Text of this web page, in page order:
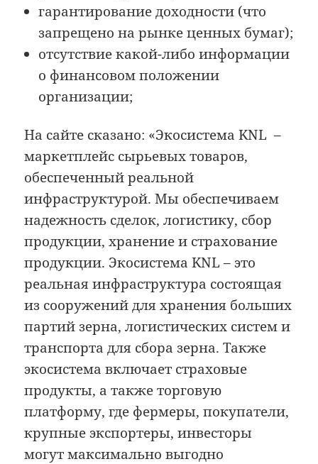
гарантирование доходности (что
запрещено на рынке ценных бумаг);
отсутствие какой-либо информации
о финансовом положении
организации;
На сайте сказано: «Экосистема KNL –
маркетплейс сырьевых товаров,
обеспеченный реальной
инфраструктурой. Мы обеспечиваем
надежность сделок, логистику, сбор
продукции, хранение и страхование
продукции. Экосистема KNL – это
реальная инфраструктура состоящая
из сооружений для хранения больших
партий зерна, логистических систем и
транспорта для сбора зерна. Также
экосистема включает страховые
продукты, а также торговую
платформу, где фермеры, покупатели,
крупные экспортеры, инвесторы
могут максимально выгодно